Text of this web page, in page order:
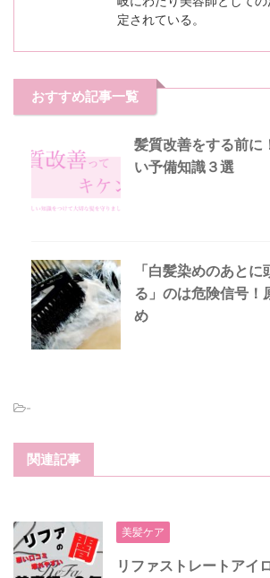
定されている。
おすすめ記事一覧
髪質改善をする前に
い予備知識３選
「白髪染めのあと
る」のは危険信号！
め
-
関連記事
美髪ケア
リファストレートアイ